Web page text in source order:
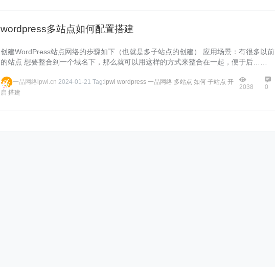
wordpress多站点如何配置搭建
创建WordPress站点网络的步骤如下（也就是多子站点的创建） 应用场景：有很多以前
的站点 想要整合到一个域名下，那么就可以用这样的方式来整合在一起，便于后……
一品网络ipwl.cn2024-01-21 Tag:ipwl wordpress 一品网络 多站点 如何 子站点 开
启 搭建
2038 0